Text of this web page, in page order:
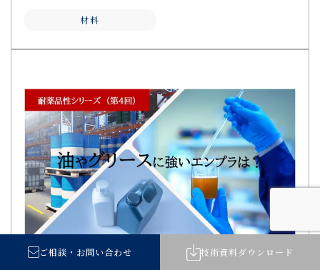
材料
ご相談 ・ お問い合わせ 技術資料ダウンロード